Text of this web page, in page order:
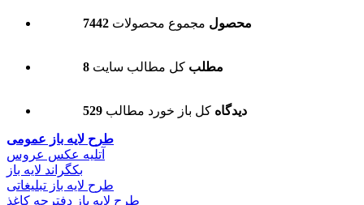
7442 محصول مجموع محصولات
8 مطلب کل مطالب سایت
529 دیدگاه کل باز خورد مطالب
طرح لایه باز عمومی
آتلیه عکس عروس
بکگراند لایه باز
طرح لایه باز تبلیغاتی
طرح لایه باز دفترچه کاغذ